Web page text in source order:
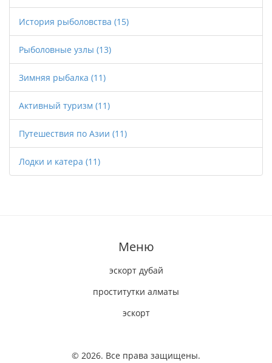
История рыболовства (15)
Рыболовные узлы (13)
Зимняя рыбалка (11)
Активный туризм (11)
Путешествия по Азии (11)
Лодки и катера (11)
Меню
эскорт дубай
проститутки алматы
эскорт
© 2026. Все права защищены.